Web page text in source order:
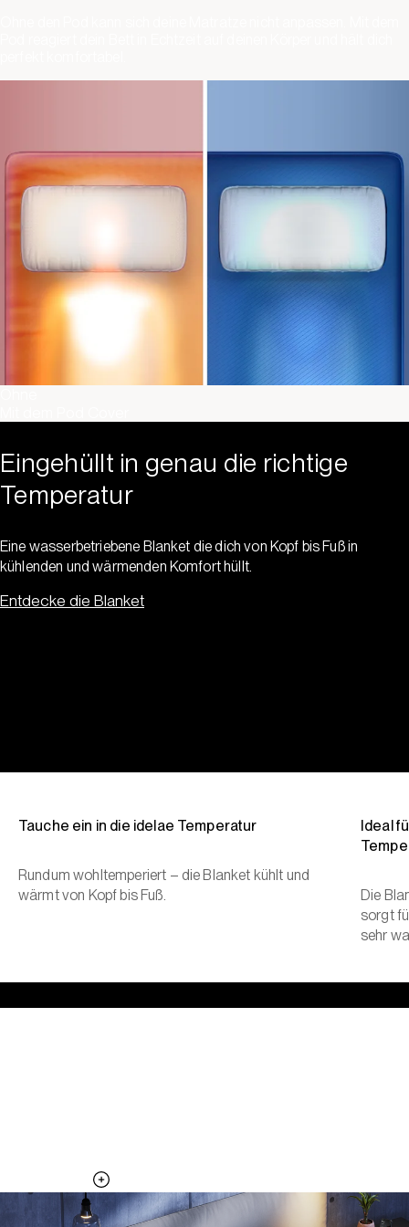
Eingehüllt in genau die richtige
Temperatur
Eine wasserbetriebene Blanket die dich von Kopf bis Fuß in
kühlenden und wärmenden Komfort hüllt.
Entdecke die Blanket
Tauche ein in die idelae Temperatur
Rundum wohltemperiert – die Blanket kühlt und
wärmt von Kopf bis Fuß.
Ideal
Die
sorgt
sehr